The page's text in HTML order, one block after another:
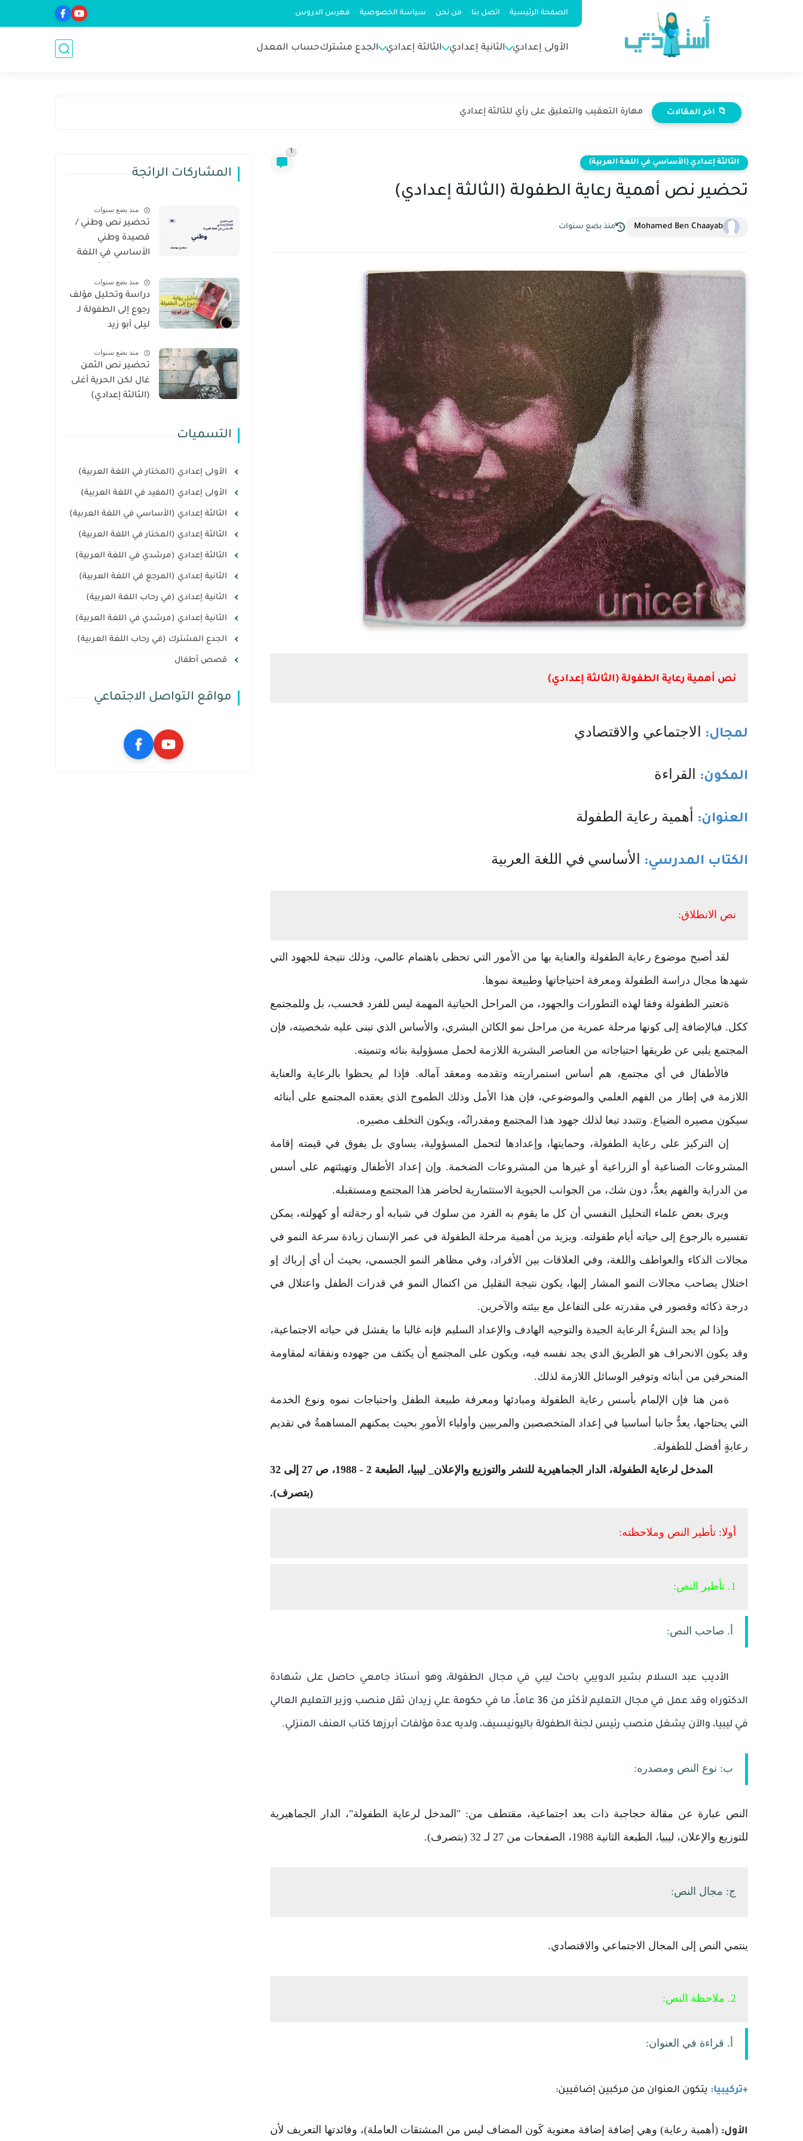
الصفحة الرئيسية اتصل بنا من نحن سياسة الخصوصية فهرس الدروس
الأولى إعدادي الثانية إعدادي الثالثة إعدادي الجدع مشتركحساب المعدل
📁 اخر المقالات مهارة التعقيب والتعليق على رأي للثالثة إعدادي
الثالثة إعدادي (الأساسي في اللغة العربية)
1
تحضير نص أهمية رعاية الطفولة (الثالثة إعدادي)
Mohamed Ben Chaayab منذ بضع سنوات
نص أهمية رعاية الطفولة (الثالثة إعدادي)
لمجال: الاجتماعي والاقتصادي
المكون: القراءة
العنوان: أهمية رعاية الطفولة
الكتاب المدرسي: الأساسي في اللغة العربية
نص الانطلاق:
لقد أصبح موضوع رعاية الطفولة والعناية بها من الأمور التي تحظى باهتمام عالمي، وذلك نتيجة للجهود التي
شهدها مجال دراسة الطفولة ومعرفة احتياجاتها وطبيعة نموها.
ةتعتبر الطفولة وفقا لهذه التطورات والجهود، من المراحل الحياتية المهمة ليس للفرد فحسب، بل وللمجتمع
ككل. فبالإضافة إلى كونها مرحلة عمرية من مراحل نمو الكائن البشري، والأساس الذي تبنى عليه شخصيته، فإن
المجتمع يلبي عن طريقها احتياجاته من العناصر البشرية اللازمة لحمل مسؤولية بنائه وتنميته.
فالأطفال في أي مجتمع، هم أساس استمراريته وتقدمه ومعقد آماله. فإذا لم يحظوا بالرعاية والعناية
اللازمة في إطار من الفهم العلمي والموضوعي، فإن هذا الأمل وذلك الطموح الذي يعقده المجتمع على أبنائه
سيكون مصيره الضياع. وتتبدد تبعا لذلك جهود هذا المجتمع ومقدراتُه، ويكون التخلف مصيره.
إن التركيز على رعاية الطفولة، وحمايتها، وإعدادها لتحمل المسؤولية، يساوي بل يفوق في قيمته إقامة
المشروعات الصناعية أو الزراعية أو غيرها من المشروعات الضخمة. وإن إعداد الأطفال وتهيئتهم على أسس
من الدراية والفهم يعدُّ، دون شك، من الجوانب الحيوية الاستثمارية لحاضر هذا المجتمع ومستقبله.
ويرى بعض علماء التحليل النفسي أن كل ما يقوم به الفرد من سلوك في شبابه أو رجةلته أو كهولته، يمكن
تفسيره بالرجوع إلى حياته أيام طفولته. ويزيد من أهمية مرحلة الطفولة في عمر الإنسان زيادة سرعة النمو في
مجالات الذكاء والعواطف واللغة، وفي العلاقات بين الأفراد، وفي مظاهر النمو الجسمي، بحيث أن أي إرباك إو
اختلال يصاحب مجالات النمو المشار إليها، يكون نتيجة التقليل من اكتمال النمو في قدرات الطفل واعتلال في
درجة ذكائه وقصور في مقدرته على التفاعل مع بيئته والآخرين.
وإذا لم يجد النشءُ الرعاية الجيدة والتوجيه الهادف والإعداد السليم فإنه غالبا ما يفشل في حياته الاجتماعية،
وقد يكون الانحراف هو الطريق الدي يجد نفسه فيه، ويكون على المجتمع أن يكثف من جهوده ونفقاته لمقاومة
المنحرفين من أبنائه وتوفير الوسائل اللازمة لذلك.
ةمن هنا فإن الإلمام بأسس رعاية الطفولة ومبادئها ومعرفة طبيعة الطفل واحتياجات نموه ونوع الخدمة
التي يحتاجها، يعدُّ جانبا أساسيا في إعداد المتخصصين والمربيين وأولياء الأمورِ بحيث يمكنهم المساهمةُ في تقديم
رعايةٍ أفضل للطفولة.
المدخل لرعاية الطفولة، الدار الجماهيرية للنشر والتوزيع والإعلان_ ليبيا، الطبعة 2 - 1988، ص 27 إلى 32
(بتصرف).
أولا: تأطير النص وملاحظته:
1. تأطير النص:
أ. صاحب النص:
الأديب عبد السلام بشير الدويبي باحث ليبي في مجال الطفولة، وهو أستاذ جامعي حاصل على شهادة
الدكتوراه وقد عمل في مجال التعليم لأكثر من 36 عاماً، ما في حكومة علي زيدان ثقل منصب وزير التعليم العالي
في ليبيا، والآن يشغل منصب رئيس لجنة الطفولة باليونيسيف، ولديه عدة مؤلفات أبرزها كتاب العنف المنزلي.
ب: نوع النص ومصدره:
النص عبارة عن مقالة حجاجبة ذات بعد اجتماعية، مقتطف من: "المدخل لرعاية الطفولة"، الدار الجماهيرية
للتوزيع والإعلان، ليبيا، الطبعة الثانية 1988، الصفحات من 27 لـ 32 (بتصرف).
ج: مجال النص:
ينتمي النص إلى المجال الاجتماعي والاقتصادي.
2. ملاحظة النص:
أ. قراءة في العنوان:
+تركيبيا: يتكون العنوان من مركبين إضافيين:
الأول: (أهمية رعاية) وهي إضافة إضافة معنوية كَون المضاف ليس من المشتقات العاملة)، وفائدتها التعريف لأن
المشاركات الرائجة
منذ بضع سنوات
تحضير نص وطني /
قصيدة وطني
الأساسي في اللغة
إعدادي)
منذ بضع سنوات
دراسة وتحليل مؤلف
رجوع إلى الطفولة لـ
ليلى أبو زيد
منذ بضع سنوات
تحضير نص الثمن
غال لكن الحرية أغلى
(الثالثة إعدادي)
التسميات
الأولى إعدادي (المختار في اللغة العربية)
الأولى إعدادي (المفيد في اللغة العربية)
الثالثة إعدادي (الأساسي في اللغة العربية)
الثالثة إعدادي (المختار في اللغة العربية)
الثالثة إعدادي (مرشدي في اللغة العربية)
الثانية إعدادي (المرجع في اللغة العربية)
الثانية إعدادي (في رحاب اللغة العربية)
الثانية إعدادي (مرشدي في اللغة العربية)
الجدع المشترك (في رحاب اللغة العربية)
قصص أطفال
مواقع التواصل الاجتماعي